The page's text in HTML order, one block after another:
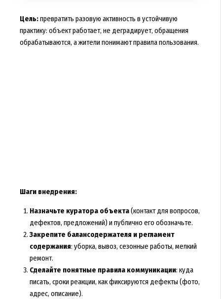
Цель:превратить разовую активность в устойчивую
практику: объект работает, не деградирует, обращения
обрабатываются, а жители понимают правила пользования.
Шаги внедрения:
Назначьте куратора объекта(контакт для вопросов,
дефектов, предложений) и публично его обозначьте.
Закрепите балансодержателя и регламент
содержания: уборка, вывоз, сезонные работы, мелкий
ремонт.
Сделайте понятные правила коммуникации: куда
писать, сроки реакции, как фиксируются дефекты (фото,
адрес, описание).